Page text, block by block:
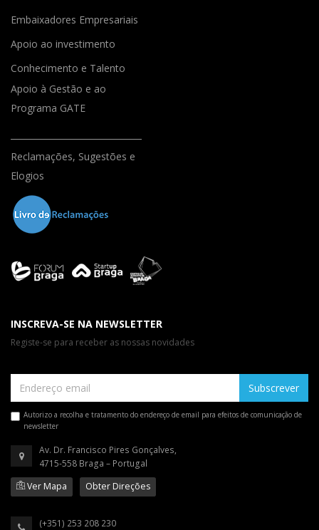
Embaixadores Empresariais
Apoio ao investimento
Conhecimento e Talento
Apoio à Gestão e ao
Programa GATE
Reclamações, Sugestões e
Elogios
INSCREVA-SE NA NEWSLETTER
Registe-se para receber as nossas novidades
Subscrever
Autorizo a recolha e tratamento do endereço de email para efeitos de comunicação de
newsletter
Av. Dr. Francisco Pires Gonçalves,
4715-558 Braga – Portugal
Ver Mapa
Obter Direções
(+351) 253 208 230